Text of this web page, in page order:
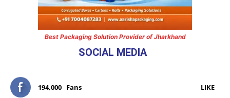
Best Packaging Solution Provider of Jharkhand
SOCIAL MEDIA
194,000 Fans LIKE